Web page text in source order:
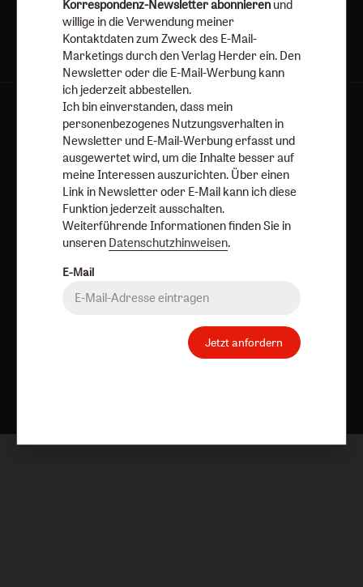
AGB und Widerrufsbelehrung
Datenschutz
Barrierefreiheit
Impressum
Vertrag widerrufen Abo online kündigen
Korrespondenz-Newsletter abonnieren und
willige in die Verwendung meiner
Kontaktdaten zum Zweck des E-Mail-
Marketings durch den Verlag Herder ein. Den
Newsletter oder die E-Mail-Werbung kann
ich jederzeit abbestellen.
Ich bin einverstanden, dass mein
personenbezogenes Nutzungsverhalten in
Newsletter und E-Mail-Werbung erfasst und
ausgewertet wird, um die Inhalte besser auf
meine Interessen auszurichten. Über einen
Link in Newsletter oder E-Mail kann ich diese
Funktion jederzeit ausschalten.
Weiterführende Informationen finden Sie in
unseren Datenschutzhinweisen.
E-Mail
Jetzt anfordern